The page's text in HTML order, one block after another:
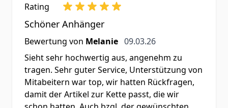
Rating
Schöner Anhänger
Bewertung von Melanie 9. März 2026
09.03.26
Sieht sehr hochwertig aus, angenehm zu
tragen. Sehr guter Service, Unterstützung von
Mitabeitern war top, wir hatten Rückfragen,
damit der Artikel zur Kette passt, die wir